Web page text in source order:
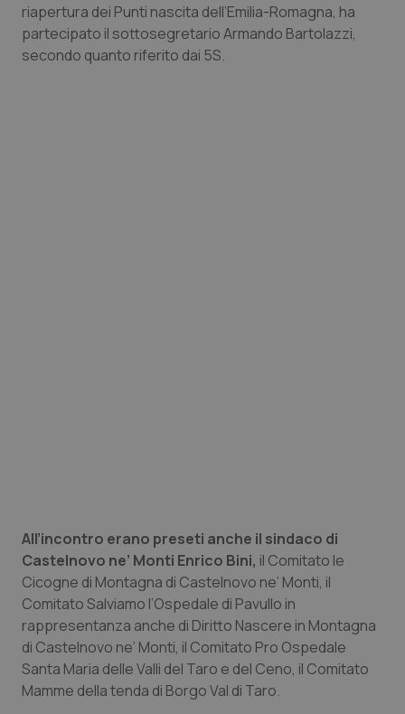
Toscana
Umbria
Obesità
Oftalmologia
Sangue & coagulazione
Tiroide
Tumore al seno
riapertura dei Punti nascita dell’Emilia-Romagna, ha
partecipato il sottosegretario Armando Bartolazzi,
secondo quanto riferito dai 5S.
All’incontro erano preseti anche il sindaco di
Castelnovo ne’ Monti Enrico Bini, il Comitato le
Cicogne di Montagna di Castelnovo ne’ Monti, il
Comitato Salviamo l’Ospedale di Pavullo in
rappresentanza anche di Diritto Nascere in Montagna
di Castelnovo ne’ Monti, il Comitato Pro Ospedale
Santa Maria delle Valli del Taro e del Ceno, il Comitato
Mamme della tenda di Borgo Val di Taro.